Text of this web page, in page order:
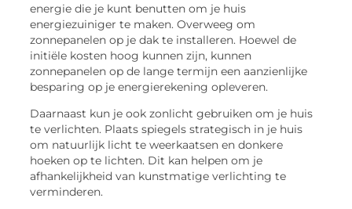
energie die je kunt benutten om je huis
energiezuiniger te maken. Overweeg om
zonnepanelen op je dak te installeren. Hoewel de
initiële kosten hoog kunnen zijn, kunnen
zonnepanelen op de lange termijn een aanzienlijke
besparing op je energierekening opleveren.
Daarnaast kun je ook zonlicht gebruiken om je huis
te verlichten. Plaats spiegels strategisch in je huis
om natuurlijk licht te weerkaatsen en donkere
hoeken op te lichten. Dit kan helpen om je
afhankelijkheid van kunstmatige verlichting te
verminderen.